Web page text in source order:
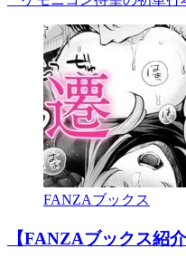
FANZAブックス
【FANZAブックス紹